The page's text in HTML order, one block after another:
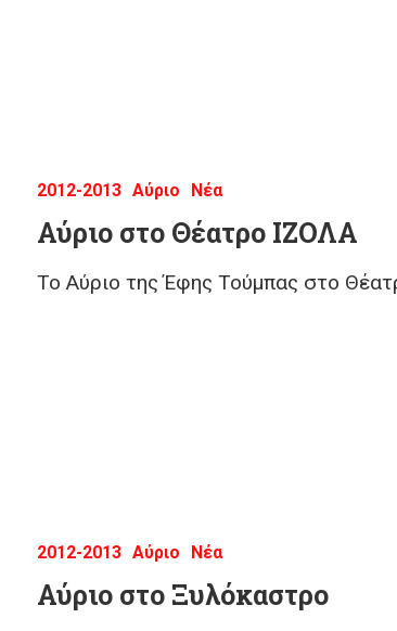
2012-2013 Αύριο Νέα
Αύριο στο Θέατρο ΙΖΟΛΑ
Το Αύριο της Έφης Τούμπας στο
2012-2013 Αύριο Νέα
Αύριο στο Ξυλόκαστρο